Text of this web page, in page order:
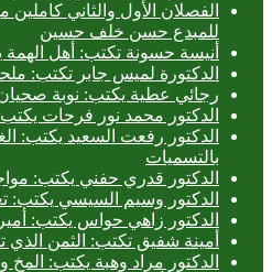
الفصلان الأول والثاني
للمبدع حسن خلف حسين
أنيسة حسونة تكتب: أهل
الدكتورة لميس جابر تكتب:
رجائي عطية يكتب: نوبة
الدكتور محمد نور فرحات
الدكتور رفعت السعيد يكتب:
بالتسميات
الدكتور قدري حفني يكتب:
الدكتور وسيم السيسي يكتب:
الدكتور زاهي حواس يكتب:
أمينة شفيق تكتب: الثمن
الدكتور مراد وهبة يكتب: المخ